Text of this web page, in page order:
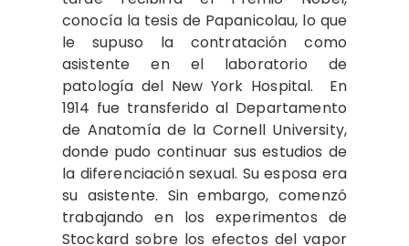
conocía la tesis de Papanicolau, lo que
le supuso la contratación como
asistente en el laboratorio de
patología del New York Hospital. En
1914 fue transferido al Departamento
de Anatomía de la Cornell University,
donde pudo continuar sus estudios de
la diferenciación sexual. Su esposa era
su asistente. Sin embargo, comenzó
trabajando en los experimentos de
Stockard sobre los efectos del vapor